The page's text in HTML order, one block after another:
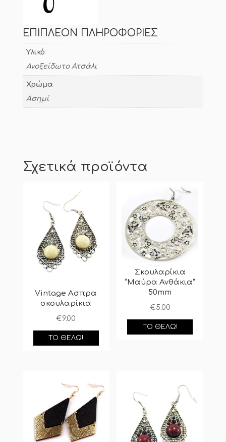
ΕΠΙΠΛΈΟΝ ΠΛΗΡΟΦΟΡΊΕΣ
Υλικό
Ανοξείδωτο Ατσάλι
Χρώμα
Ασημί
Σχετικά προϊόντα
Vintage Ασπρα
σκουλαρίκια
€9.00
ΤΟ ΘΈΛΩ!
Σκουλαρίκια
”Μαύρα Ανθάκια”
50mm
€5.00
ΤΟ ΘΈΛΩ!